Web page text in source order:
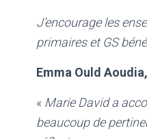
J’encourage les
primaires et GS
Emma Ould
« Marie David a
beaucoup de